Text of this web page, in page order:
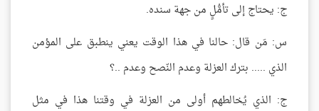
ج: يحتاج إلى تأمُّلٍ من جهة سنده.
س: مَن قال: حالنا في هذا الوقت يعني ينطبق على المؤمن
الذي ..... بترك العزلة وعدم النّصح وعدم ..؟
ج: الذي يُخالطهم أولى من العزلة في وقتنا هذا في مثل